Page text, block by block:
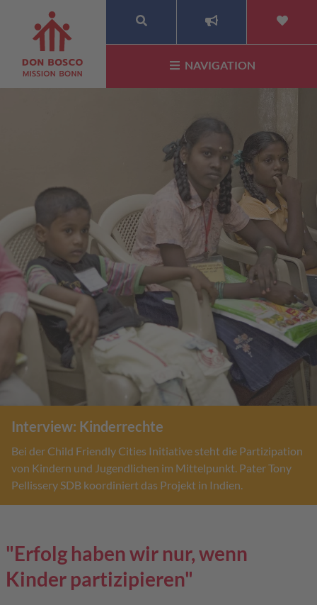
SUCHE
NAVIGATION
Interview: Kinderrechte
Bei der Child Friendly Cities Initiative steht die Partizipation
von Kindern und Jugendlichen im Mittelpunkt. Pater Tony
Pellissery SDB koordiniert das Projekt in Indien.
"Erfolg haben wir nur, wenn
Kinder partizipieren"